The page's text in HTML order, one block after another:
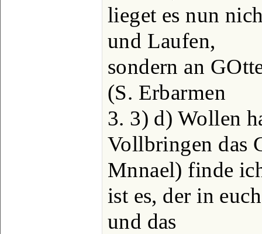
lieget es nun
und Laufen,
sondern an
(S. Erbarmen
3. 3) d) Wollen
Vollbringen das
Mnnael) finde
ist es, der in
und das